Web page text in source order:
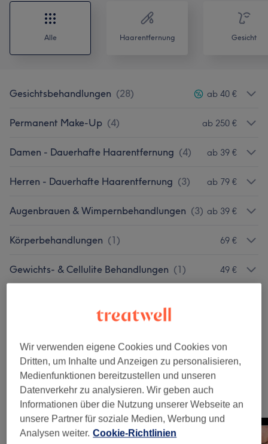
Alle Haarentfernung Gesicht
Gesichtsbehandlungen (28) ab 40 €
Permanent Make-Up (4) ab 250 €
Damen - Dauerhafte Haarentfernung (4) ab 39 €
Herren - Dauerhafte Haarentfernung (3) ab 79 €
Augenbrauen & Wimpernbehandlungen (3) ab 39 €
Körperbehandlungen (1) 69 €
Gewichts- & Cellulite Behandlungen (1) 49 €
Herren - Waxing (1) 20 €
Unsere Arbeit
Bild anklicken für weitere Details
Wir verwenden eigene Cookies und Cookies von
Dritten, um Inhalte und Anzeigen zu personalisieren,
Medienfunktionen bereitzustellen und unseren
Datenverkehr zu analysieren. Wir geben auch
Informationen über die Nutzung unserer Webseite an
unsere Partner für soziale Medien, Werbung und
Analysen weiter. Cookie-Richtlinien